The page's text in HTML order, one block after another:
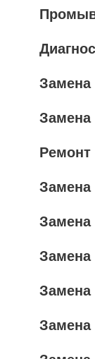
Замена
Замена
Ремонт
Замена
Замена
Замена
Замена
Замена